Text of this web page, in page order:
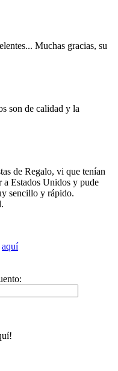
Muchas gracias, su
son de calidad y la
de Regalo, vi que tenían
a Estados Unidos y pude
sencillo y rápido.
aquí